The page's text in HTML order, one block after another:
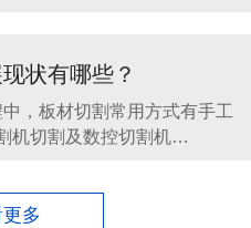
购一台切割机了，这也是绘
刀模打样的主要原因之一,传
状有哪些？
，板材切割常用方式有手工
机切割及数控切割机
作量大，同时劳动条件恶
多